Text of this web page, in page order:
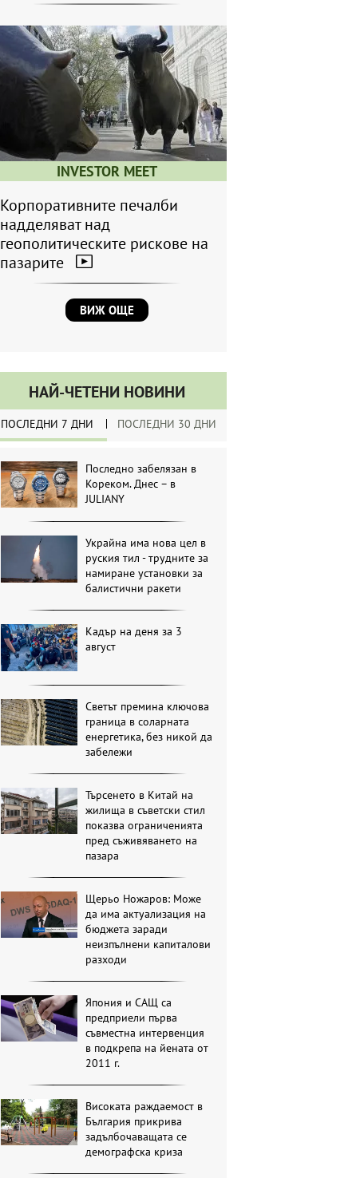
INVESTOR MEET
Корпоративните печалби
надделяват над
геополитическите рискове на
пазарите
ВИЖ ОЩЕ
НАЙ-ЧЕТЕНИ НОВИНИ
ПОСЛЕДНИ 7 ДНИ ПОСЛЕДНИ 30 ДНИ
Последно забелязан в
Кореком. Днес – в
JULIANY
Украйна има нова цел в
руския тил - трудните за
намиране установки за
балистични ракети
Кадър на деня за 3
август
Светът премина ключова
граница в соларната
енергетика, без никой да
забележи
Търсенето в Китай на
жилища в съветски стил
показва ограниченията
пред съживяването на
пазара
Щерьо Ножаров: Може
да има актуализация на
бюджета заради
неизпълнени капиталови
разходи
Япония и САЩ са
предприели първа
съвместна интервенция
в подкрепа на йената от
2011 г.
Високата раждаемост в
България прикрива
задълбочаващата се
демографска криза